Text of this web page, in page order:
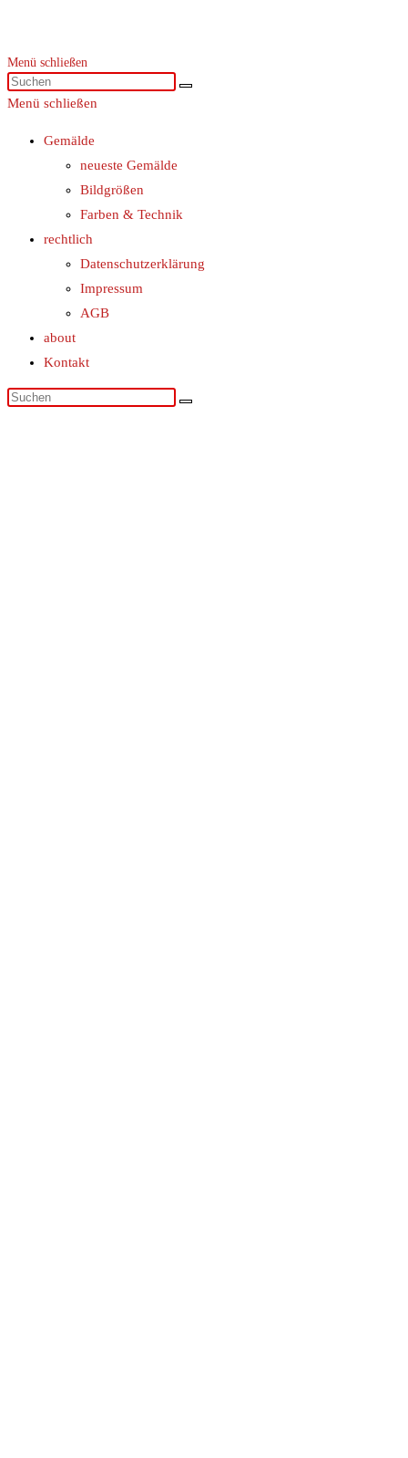
Menü schließen
Menü schließen
Gemälde
neueste Gemälde
Bildgrößen
Farben & Technik
rechtlich
Datenschutzerklärung
Impressum
AGB
about
Kontakt